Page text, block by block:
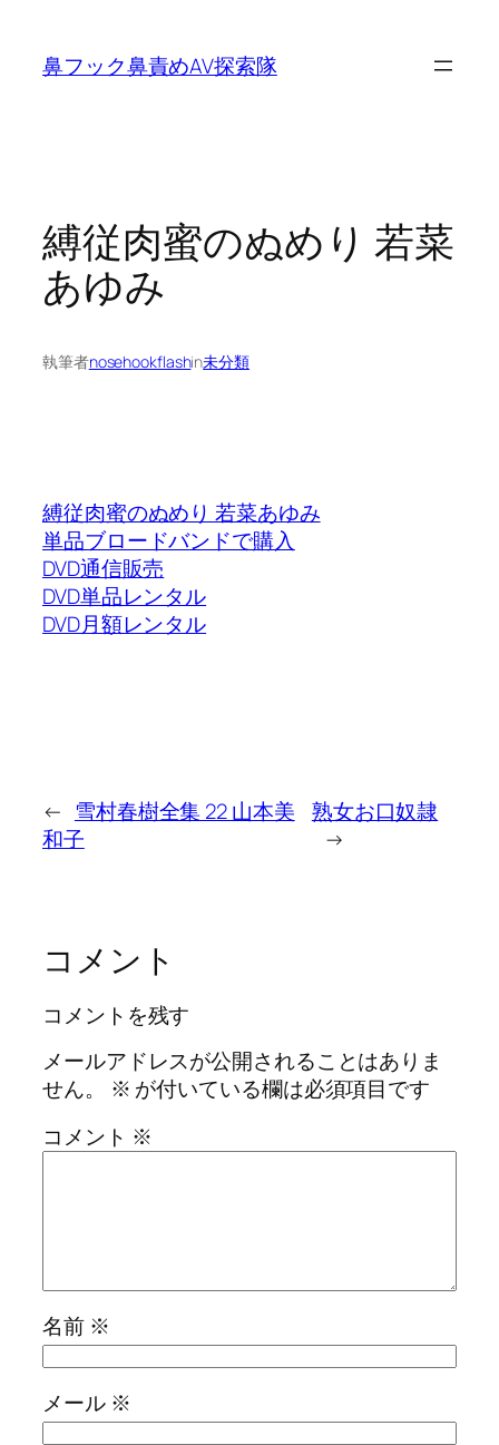
鼻フック鼻責めAV探索隊
縛従肉蜜のぬめり 若菜
あゆみ
執筆者nosehookflashin未分類
縛従肉蜜のぬめり 若菜あゆみ
単品ブロードバンドで購入
DVD通信販売
DVD単品レンタル
DVD月額レンタル
← 雪村春樹全集 22 山本美
和子
熟女お口奴隷
→
コメント
コメントを残す
メールアドレスが公開されることはありま
せん。
※ が付いている欄は必須項目です
コメント ※
名前 ※
メール ※